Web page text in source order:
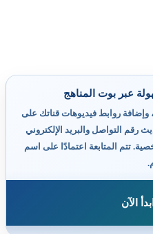
عبر بوت المناهج
روابط فيديوهات قناتك على
رقم التواصل والبريد الإلكتروني
تتم المتابعة اعتمادًا على اسم
الآن